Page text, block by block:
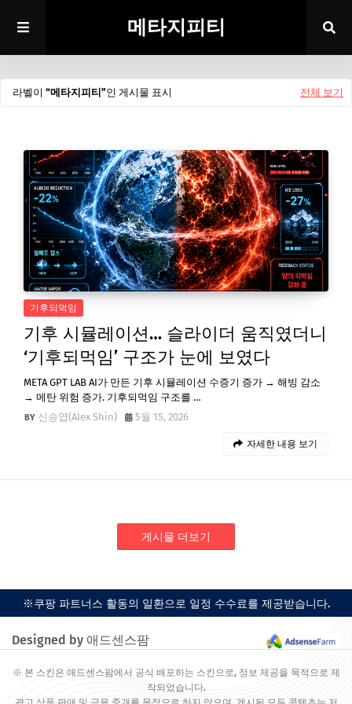
메타지피티
라벨이 메타지피티 인 게시물 표시 전체 보기
기후되먹임
기후 시뮬레이션… 슬라이더 움직였더니
‘기후되먹임’ 구조가 눈에 보였다
META GPT LAB AI가 만든 기후 시뮬레이션 수증기 증가 → 해빙 감소
→ 메탄 위험 증가. 기후되먹임 구조를 …
신승엽(Alex Shin)
5월 15, 2026
자세한 내용 보기
게시물 더보기
※쿠팡 파트너스 활동의 일환으로 일정 수수료를 제공받습니다.
Designed by 애드센스팜
※ 본 스킨은 애드센스팜에서 공식 배포하는 스킨으로, 정보 제공을 목적으로 제
작되었습니다.